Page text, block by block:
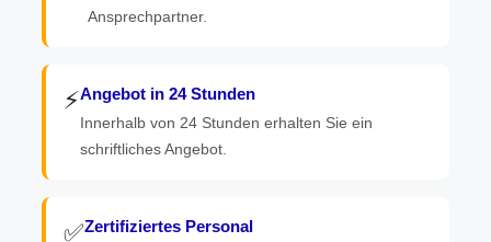
Ansprechpartner.
⚡Angebot in 24 Stunden
Innerhalb von 24 Stunden erhalten Sie ein
schriftliches Angebot.
✅Zertifiziertes Personal